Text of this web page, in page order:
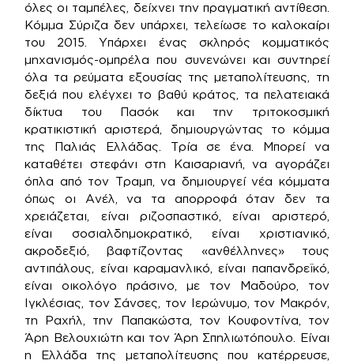
όλες οι ταμπέλες, δείχνει την πραγματική αντίθεση.
Κόμμα Σύριζα δεν υπάρχει, τελείωσε το καλοκαίρι
του 2015. Υπάρχει ένας σκληρός κομματικός
μηχανισμός-ομπρέλα που συνενώνει και συντηρεί
όλα τα ρεύματα εξουσίας της μεταπολίτευσης, τη
δεξιά που ελέγχει το βαθύ κράτος, τα πελατειακά
δίκτυα του Πασόκ και την τριτοκοσμική
κρατικιστική αριστερά, δημιουργώντας το κόμμα
της Παλιάς Ελλάδας. Τρία σε ένα. Μπορεί να
καταθέτει στεφάνι στη Καισαριανή, να αγοράζει
όπλα από τον Τραμπ, να δημιουργεί νέα κόμματα
όπως οι Ανέλ, να τα απορροφά όταν δεν τα
χρειάζεται, είναι ριζοσπαστικό, είναι αριστερό,
είναι σοσιαλδημοκρατικό, είναι χριστιανικό,
ακροδεξιό, βαφτίζοντας «ανθέλληνες» τους
αντιπάλους, είναι καραμανλικό, είναι παπανδρεϊκό,
είναι οικολόγο πράσινο, με τον Μαδούρο, τον
Ιγκλέσιας, τον Σάνσες, τον Ιερώνυμο, τον Μακρόν,
τη Ραχήλ, την Παπακώστα, τον Κουφοντίνα, τον
Άρη Βελουχιώτη και τον Άρη Σπηλιωτόπουλο. Είναι
η Ελλάδα της μεταπολίτευσης που κατέρρευσε,